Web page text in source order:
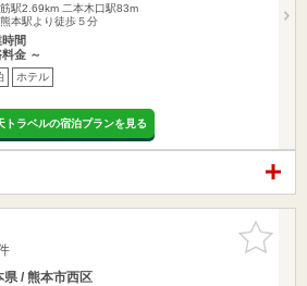
駅2.69km 二本木口駅83m
熊本駅より徒歩５分
間
料金 ～
ホテル
トラベルの宿泊プランを見る
お気に入
りに追加
県 / 熊本市西区